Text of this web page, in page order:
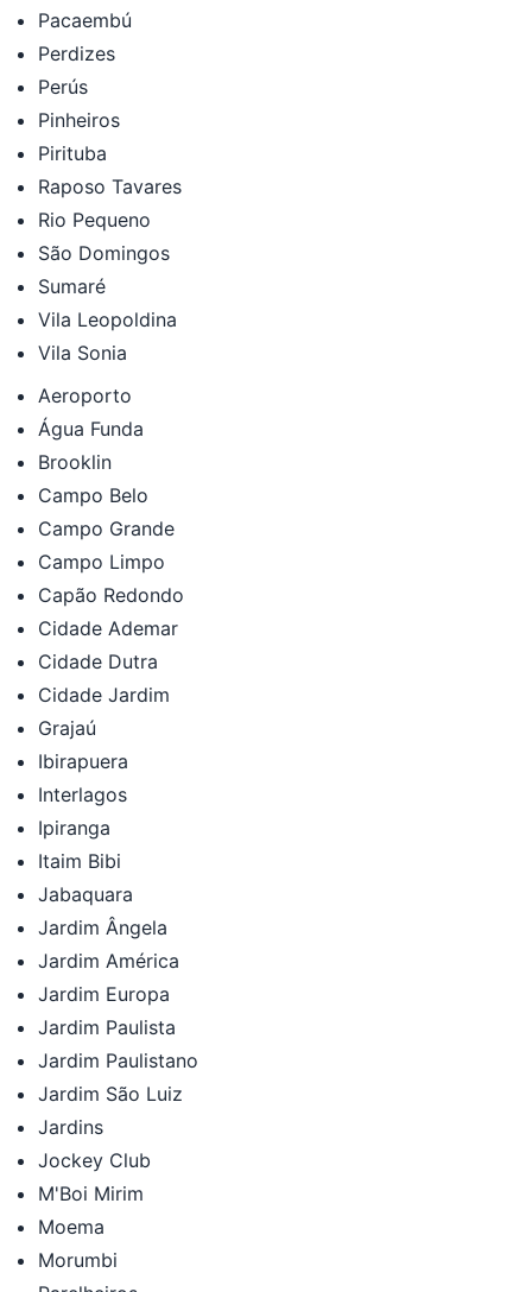
Pacaembú
Perdizes
Perús
Pinheiros
Pirituba
Raposo Tavares
Rio Pequeno
São Domingos
Sumaré
Vila Leopoldina
Vila Sonia
Aeroporto
Água Funda
Brooklin
Campo Belo
Campo Grande
Campo Limpo
Capão Redondo
Cidade Ademar
Cidade Dutra
Cidade Jardim
Grajaú
Ibirapuera
Interlagos
Ipiranga
Itaim Bibi
Jabaquara
Jardim Ângela
Jardim América
Jardim Europa
Jardim Paulista
Jardim Paulistano
Jardim São Luiz
Jardins
Jockey Club
M'Boi Mirim
Moema
Morumbi